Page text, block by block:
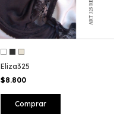
Eliza325
$8.800
Comprar